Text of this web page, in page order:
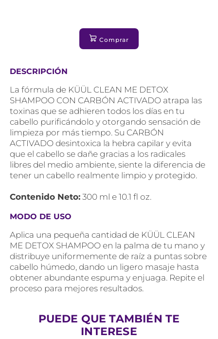
Comprar
DESCRIPCIÓN
La fórmula de KÜÜL CLEAN ME DETOX
SHAMPOO CON CARBÓN ACTIVADO atrapa las
toxinas que se adhieren todos los días en tu
cabello purificándolo y otorgando sensación de
limpieza por más tiempo. Su CARBÓN
ACTIVADO desintoxica la hebra capilar y evita
que el cabello se dañe gracias a los radicales
libres del medio ambiente, siente la diferencia de
tener un cabello realmente limpio y protegido.
Contenido Neto: 300 ml e 10.1 fl oz.
MODO DE USO
Aplica una pequeña cantidad de KÜÜL CLEAN
ME DETOX SHAMPOO en la palma de tu mano y
distribuye uniformemente de raíz a puntas sobre
cabello húmedo, dando un ligero masaje hasta
obtener abundante espuma y enjuaga. Repite el
proceso para mejores resultados.
PUEDE QUE TAMBIÉN TE
INTERESE